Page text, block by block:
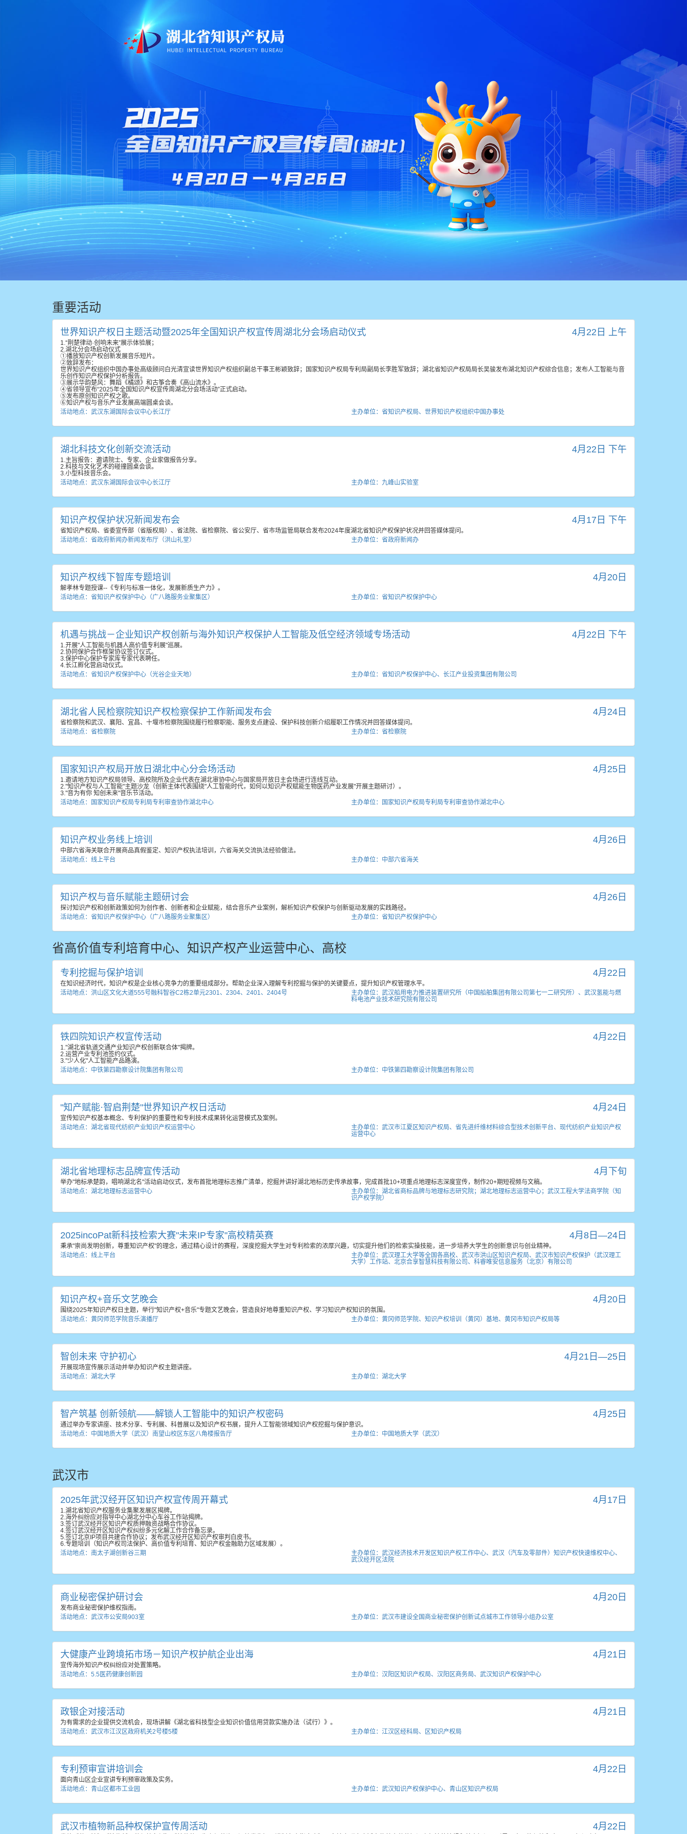
重要活动
世界知识产权日主题活动暨2025年全国知识产权宣传周湖北分会场启动仪式 4月22日 上午
1.“荆楚律动·创响未来”展示体验展；
2.湖北分会场启动仪式
①播放知识产权创新发展音乐短片。
②致辞发布：
世界知识产权组织中国办事处高级顾问白光清宣读世界知识产权组织副总干事王彬颖致辞；国家知识产权局专利局副局长李胜军致辞；湖北省知识产权局局长吴骏发布湖北知识产权综合信息；发布人工智能与音
乐创作知识产权保护分析报告。
③展示华韵楚风：舞蹈《橘颂》和古筝合奏《高山流水》。
④省领导宣布“2025年全国知识产权宣传周湖北分会场活动”正式启动。
⑤发布原创知识产权之歌。
⑥知识产权与音乐产业发展高端圆桌会谈。
活动地点：武汉东湖国际会议中心长江厅
主办单位：省知识产权局、世界知识产权组织中国办事处
湖北科技文化创新交流活动 4月22日 下午
1.主旨报告：邀请院士、专家、企业家做报告分享。
2.科技与文化艺术的碰撞圆桌会谈。
3.小型科技音乐会。
活动地点：武汉东湖国际会议中心长江厅
主办单位：九峰山实验室
知识产权保护状况新闻发布会 4月17日 下午
省知识产权局、省委宣传部（省版权局）、省法院、省检察院、省公安厅、省市场监管局联合发布2024年度湖北省知识产权保护状况并回答媒体提问。
活动地点：省政府新闻办新闻发布厅（洪山礼堂）
主办单位：省政府新闻办
知识产权线下智库专题培训 4月20日
解孝林专题授课--《专利与标准一体化，发展新质生产力》。
活动地点：省知识产权保护中心（广八路服务业聚集区）
主办单位：省知识产权保护中心
机遇与挑战－企业知识产权创新与海外知识产权保护人工智能及低空经济领域专场活动 4月22日 下午
1.开展"人工智能与机器人高价值专利展"巡展。
2.协同保护合作框架协议签订仪式。
3.保护中心保护专家库专家代表聘任。
4.长江孵化营启动仪式。
活动地点：省知识产权保护中心（光谷企业天地）
主办单位：省知识产权保护中心、长江产业投资集团有限公司
湖北省人民检察院知识产权检察保护工作新闻发布会 4月24日
省检察院和武汉、襄阳、宜昌、十堰市检察院围绕履行检察职能、服务支点建设、保护科技创新介绍履职工作情况并回答媒体提问。
活动地点：省检察院
主办单位：省检察院
国家知识产权局开放日湖北中心分会场活动 4月25日
1.邀请地方知识产权局领导、高校院所及企业代表在湖北审协中心与国家局开放日主会场进行连线互动。
2."知识产权与人工智能"主题沙龙（创新主体代表围绕"人工智能时代，如何以知识产权赋能生物医药产业发展"开展主题研讨）。
3."音为有你 知创未来"音乐节活动。
活动地点：国家知识产权局专利局专利审查协作湖北中心
主办单位：国家知识产权局专利局专利审查协作湖北中心
知识产权业务线上培训 4月26日
中部六省海关联合开展商品真假鉴定、知识产权执法培训，六省海关交流执法经验做法。
活动地点：线上平台
主办单位：中部六省海关
知识产权与音乐赋能主题研讨会 4月26日
探讨知识产权和创新政策如何为创作者、创新者和企业赋能，结合音乐产业案例，解析知识产权保护与创新驱动发展的实践路径。
活动地点：省知识产权保护中心（广八路服务业聚集区）
主办单位：省知识产权保护中心
省高价值专利培育中心、知识产权产业运营中心、高校
专利挖掘与保护培训 4月22日
在知识经济时代，知识产权是企业核心竞争力的重要组成部分。帮助企业深入理解专利挖掘与保护的关键要点，提升知识产权管理水平。
活动地点：洪山区文化大道555号融科智谷C2栋2单元2301、2304、2401、2404号
主办单位：武汉船用电力推进装置研究所（中国船舶集团有限公司第七一二研究所）、武汉氢能与燃
料电池产业技术研究院有限公司
铁四院知识产权宣传活动 4月22日
1."湖北省轨道交通产业知识产权创新联合体"揭牌。
2.运营产业专利池签约仪式。
3."少人化"人工智能产品路演。
活动地点：中铁第四勘察设计院集团有限公司
主办单位：中铁第四勘察设计院集团有限公司
"知产赋能·智启荆楚"世界知识产权日活动 4月24日
宣传知识产权基本概念、专利保护的重要性和专利技术成果转化运营模式及案例。
活动地点：湖北省现代纺织产业知识产权运营中心
主办单位：武汉市江夏区知识产权局、省先进纤维材料综合型技术创新平台、现代纺织产业知识产权
运营中心
湖北省地理标志品牌宣传活动 4月下旬
举办"地标承楚韵，唱响湖北名"活动启动仪式，发布首批地理标志推广清单，挖掘并讲好湖北地标历史传承故事，完成首批10+项重点地理标志深度宣传，制作20+期短视频与文稿。
活动地点：湖北地理标志运营中心
主办单位：湖北省商标品牌与地理标志研究院；湖北地理标志运营中心；武汉工程大学法商学院（知
识产权学院）
2025incoPat新科技检索大赛"未来IP专家"高校精英赛 4月8日—24日
秉承"崇尚发明创新，尊重知识产权"的理念，通过精心设计的赛程，深度挖掘大学生对专利检索的浓厚兴趣，切实提升他们的检索实操技能，进一步培养大学生的创新意识与创业精神。
活动地点：线上平台
主办单位：武汉理工大学等全国各高校、武汉市洪山区知识产权局、武汉市知识产权保护（武汉理工
大学）工作站、北京合享智慧科技有限公司、科睿唯安信息服务（北京）有限公司
知识产权+音乐文艺晚会 4月20日
围绕2025年知识产权日主题，举行"知识产权+音乐"专题文艺晚会，营造良好地尊重知识产权、学习知识产权知识的氛围。
活动地点：黄冈师范学院音乐演播厅
主办单位：黄冈师范学院、知识产权培训（黄冈）基地、黄冈市知识产权局等
智创未来 守护初心 4月21日—25日
开展现场宣传展示活动并举办知识产权主题讲座。
活动地点：湖北大学
主办单位：湖北大学
智产筑基 创新领航——解锁人工智能中的知识产权密码 4月25日
通过举办专家讲座、技术分享、专利展、科普展以及知识产权书展，提升人工智能领域知识产权挖掘与保护意识。
活动地点：中国地质大学（武汉）南望山校区东区八角楼报告厅
主办单位：中国地质大学（武汉）
武汉市
2025年武汉经开区知识产权宣传周开幕式 4月17日
1.湖北省知识产权服务业集聚发展区揭牌。
2.海外纠纷应对指导中心湖北分中心车谷工作站揭牌。
3.签订武汉经开区知识产权质押融资战略合作协议。
4.签订武汉经开区知识产权纠纷多元化解工作合作备忘录。
5.签订北京IP项目共建合作协议；发布武汉经开区知识产权审判白皮书。
6.专题培训（知识产权司法保护、高价值专利培育、知识产权金融助力区域发展）。
活动地点：南太子湖创新谷三期
主办单位：武汉经济技术开发区知识产权工作中心、武汉（汽车及零部件）知识产权快速维权中心、
武汉经开区法院
商业秘密保护研讨会 4月20日
发布商业秘密保护维权指南。
活动地点：武汉市公安局903室
主办单位：武汉市建设全国商业秘密保护创新试点城市工作领导小组办公室
大健康产业跨境拓市场－知识产权护航企业出海 4月21日
宣传海外知识产权纠纷应对处置策略。
活动地点：5.5医药健康创新园
主办单位：汉阳区知识产权局、汉阳区商务局、武汉知识产权保护中心
政银企对接活动 4月21日
为有需求的企业提供交流机会，现场讲解《湖北省科技型企业知识价值信用贷款实施办法（试行）》。
活动地点：武汉市江汉区政府机关2号楼5楼
主办单位：江汉区经科局、区知识产权局
专利预审宣讲培训会 4月22日
面向青山区企业宣讲专利预审政策及实务。
活动地点：青山区都市工业园
主办单位：武汉知识产权保护中心、青山区知识产权局
武汉市植物新品种权保护宣传周活动 4月22日